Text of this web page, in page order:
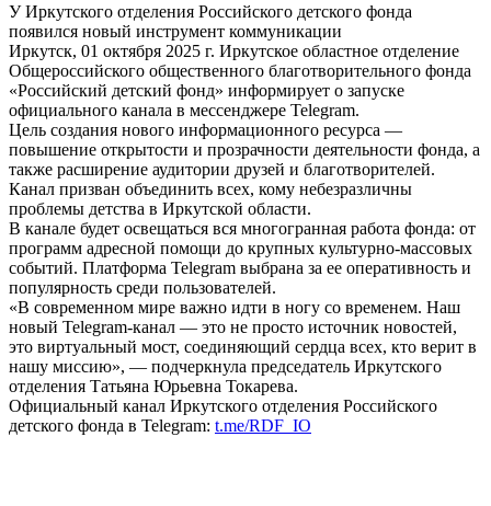
У Иркутского отделения Российского детского фонда
появился новый инструмент коммуникации
Иркутск, 01 октября 2025 г. Иркутское областное отделение
Общероссийского общественного благотворительного фонда
«Российский детский фонд» информирует о запуске
официального канала в мессенджере Telegram.
Цель создания нового информационного ресурса —
повышение открытости и прозрачности деятельности фонда, а
также расширение аудитории друзей и благотворителей.
Канал призван объединить всех, кому небезразличны
проблемы детства в Иркутской области.
В канале будет освещаться вся многогранная работа фонда: от
программ адресной помощи до крупных культурно-массовых
событий. Платформа Telegram выбрана за ее оперативность и
популярность среди пользователей.
«В современном мире важно идти в ногу со временем. Наш
новый Telegram-канал — это не просто источник новостей,
это виртуальный мост, соединяющий сердца всех, кто верит в
нашу миссию», — подчеркнула председатель Иркутского
отделения Татьяна Юрьевна Токарева.
Официальный канал Иркутского отделения Российского
детского фонда в Telegram: t.me/RDF_IO